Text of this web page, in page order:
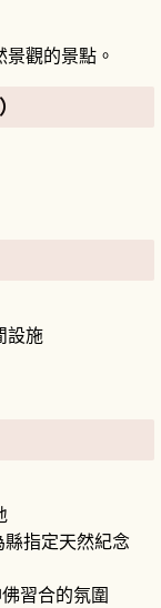
觀的景點。
設施
指定天然紀念
習合的氛圍